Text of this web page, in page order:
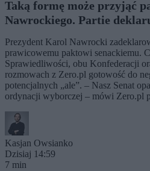
Taką formę może przyjąć
Nawrockiego. Partie
Prezydent Karol Nawrocki
prawicowemu paktowi senackiemu.
Sprawiedliwości, obu Konfederacji
rozmowach z Zero.pl gotowość do
potencjalnych „ale”. – Nasz Senat
ordynacji wyborczej – mówi Zero.pl
Kasjan Owsianko
Dzisiaj 14:59
7 min